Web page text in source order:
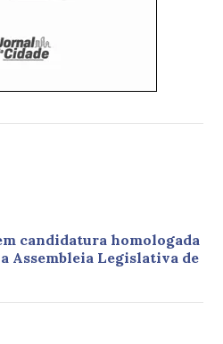
candidatura homologada
Assembleia Legislativa de